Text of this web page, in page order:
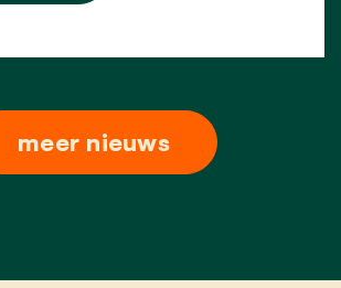
meer nieuws